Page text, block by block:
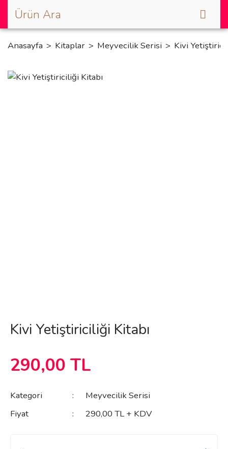
Anasayfa Kitaplar Meyvecilik Serisi Kivi
Kivi Yetiştiriciliği Kitabı
290,00 TL
Kategori
Meyvecilik Serisi
Fiyat
290,00 TL + KDV